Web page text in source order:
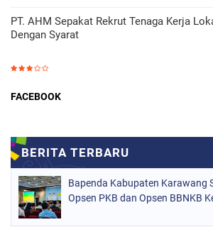
PT. AHM Sepakat Rekrut Tenaga Kerja
Dengan Syarat
FACEBOOK
Bapenda Kabupaten Karawang
Opsen PKB dan Opsen BBNKB